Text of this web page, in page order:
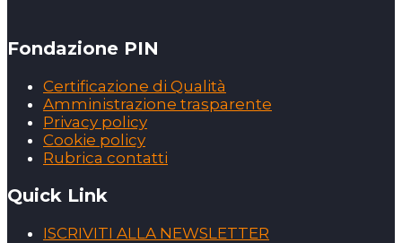
Fondazione PIN
Certificazione di Qualità
Amministrazione trasparente
Privacy policy
Cookie policy
Rubrica contatti
Quick Link
ISCRIVITI ALLA NEWSLETTER